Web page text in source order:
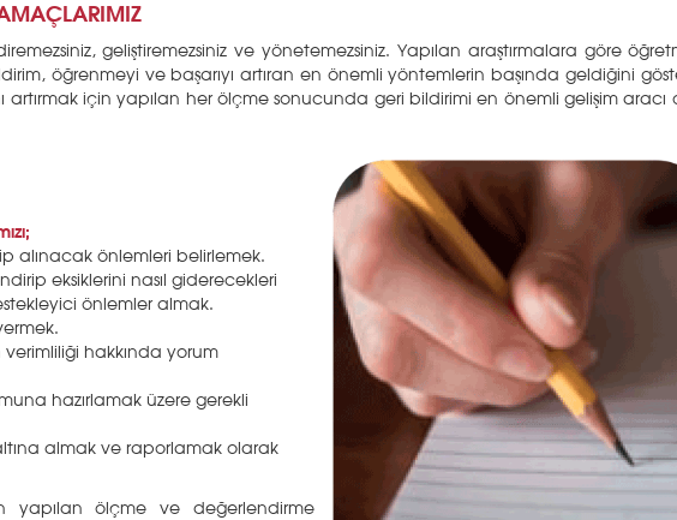
geliştiremezsiniz ve yönetemezsiniz. Yapılan araştırmalara göre
öğrenmeyi ve başarıyı artıran en önemli yöntemlerin başında geldiğini
artırmak için yapılan her ölçme sonucunda geri bildirimi en önemli gelişim aracı
alınacak önlemleri belirlemek.
eksiklerini nasıl giderecekleri
önlemler almak.
hakkında yorum
hazırlamak üzere gerekli
almak ve raporlamak olarak
yapılan ölçme ve değerlendirme